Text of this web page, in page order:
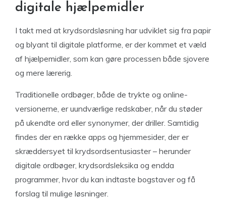
digitale hjælpemidler
I takt med at krydsordsløsning har udviklet sig fra papir
og blyant til digitale platforme, er der kommet et væld
af hjælpemidler, som kan gøre processen både sjovere
og mere lærerig.
Traditionelle ordbøger, både de trykte og online-
versionerne, er uundværlige redskaber, når du støder
på ukendte ord eller synonymer, der driller. Samtidig
findes der en række apps og hjemmesider, der er
skræddersyet til krydsordsentusiaster – herunder
digitale ordbøger, krydsordsleksika og endda
programmer, hvor du kan indtaste bogstaver og få
forslag til mulige løsninger.